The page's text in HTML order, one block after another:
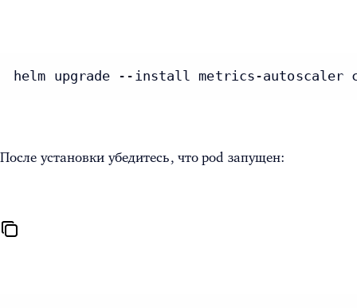
helm upgrade --install metrics-
После установки убедитесь, что pod запущен: